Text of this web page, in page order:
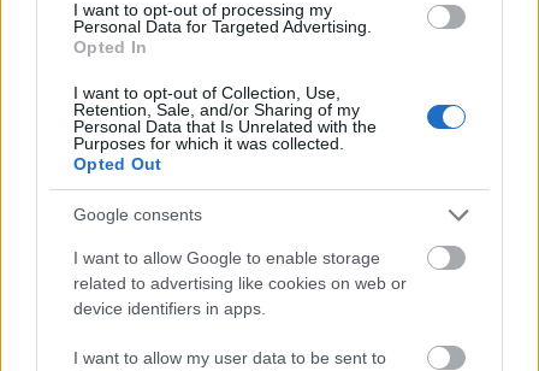
I want to opt-out of processing my
Personal Data for Targeted Advertising.
Opted In
I want to opt-out of Collection, Use,
Retention, Sale, and/or Sharing of my
Personal Data that Is Unrelated with the
Purposes for which it was collected.
Opted Out
Google consents
I want to allow Google to enable storage
related to advertising like cookies on web or
device identifiers in apps.
I want to allow my user data to be sent to
James Reynolds
Első gyermekük, James 2014 december 16-án
született. A nyilvánosság előtt először 2016-ban
mutatták be Ryan Reynolds hivatalos Hollywood
Walk Of Fame ceremóniáján, amikor a színész